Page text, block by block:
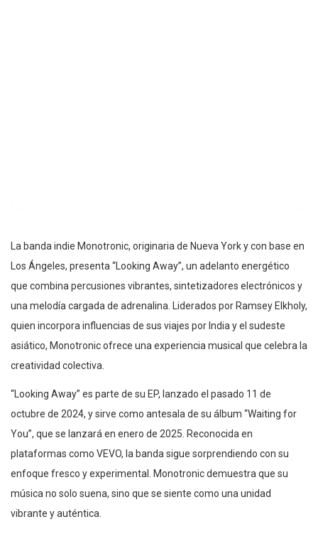
La banda indie Monotronic, originaria de Nueva York y con base en
Los Ángeles, presenta “Looking Away”, un adelanto energético
que combina percusiones vibrantes, sintetizadores electrónicos y
una melodía cargada de adrenalina. Liderados por Ramsey Elkholy,
quien incorpora influencias de sus viajes por India y el sudeste
asiático, Monotronic ofrece una experiencia musical que celebra la
creatividad colectiva.
“Looking Away” es parte de su EP, lanzado el pasado 11 de
octubre de 2024, y sirve como antesala de su álbum “Waiting for
You”, que se lanzará en enero de 2025. Reconocida en
plataformas como VEVO, la banda sigue sorprendiendo con su
enfoque fresco y experimental. Monotronic demuestra que su
música no solo suena, sino que se siente como una unidad
vibrante y auténtica.